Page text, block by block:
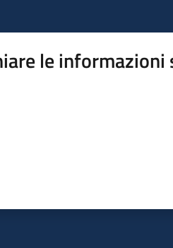
le informazioni